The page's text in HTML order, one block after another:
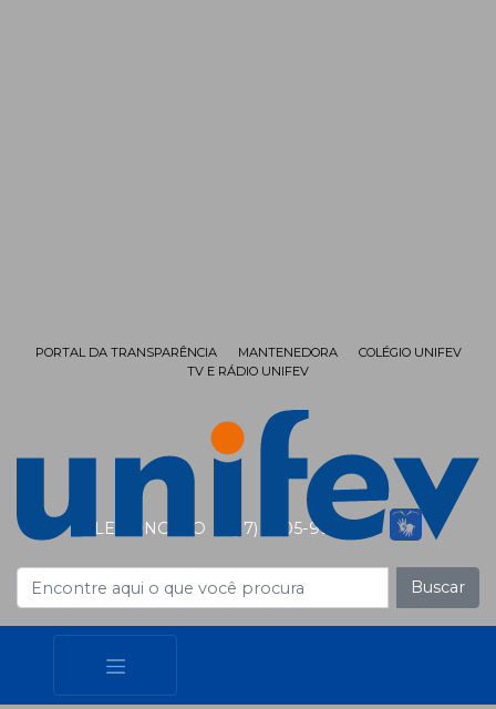
FALE CONOSCO (17) 3405-9999
PORTAL DA TRANSPARÊNCIA MANTENEDORA
COLÉGIO UNIFEV
TV E RÁDIO UNIFEV
Buscar